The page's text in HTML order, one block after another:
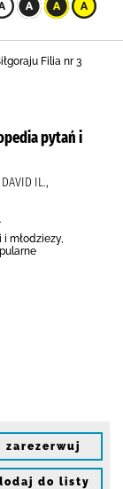
Filia nr 3
pytań i
DAVID IL.,
młodziezy,
zarezerwuj
do listy